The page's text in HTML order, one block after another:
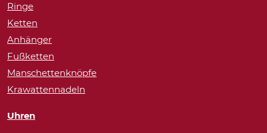
Ringe
Ketten
Anhänger
Fußketten
Manschettenknöpfe
Krawattennadeln
Uhren